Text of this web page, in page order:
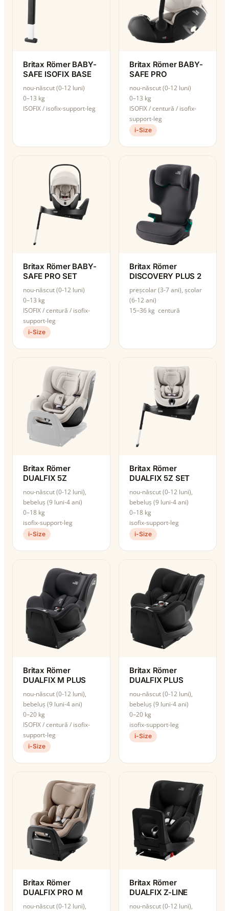
Britax Römer BABY-
SAFE ISOFIX BASE
nou-născut (0-12 luni)
0–13 kg
ISOFIX / isofix-support-leg
Britax Römer BABY-
SAFE PRO
nou-născut (0-12 luni)
0–13 kg
ISOFIX / centură / isofix-
support-leg
i-Size
Britax Römer BABY-
SAFE PRO SET
nou-născut (0-12 luni)
0–13 kg
ISOFIX / centură / isofix-
support-leg
i-Size
Britax Römer
DISCOVERY PLUS 2
preșcolar (3-7 ani), școlar
(6-12 ani)
15–36 kg centură
Britax Römer
DUALFIX 5Z
nou-născut (0-12 luni),
bebeluș (9 luni-4 ani)
0–18 kg
isofix-support-leg
i-Size
Britax Römer
DUALFIX 5Z SET
nou-născut (0-12 luni),
bebeluș (9 luni-4 ani)
0–18 kg
isofix-support-leg
i-Size
Britax Römer
DUALFIX M PLUS
nou-născut (0-12 luni),
bebeluș (9 luni-4 ani)
0–20 kg
ISOFIX / centură / isofix-
support-leg
i-Size
Britax Römer
DUALFIX PLUS
nou-născut (0-12 luni),
bebeluș (9 luni-4 ani)
0–20 kg
isofix-support-leg
i-Size
Britax Römer
DUALFIX PRO M
nou-născut (0-12 luni),
Britax Römer
DUALFIX Z-LINE
nou-născut (0-12 luni),